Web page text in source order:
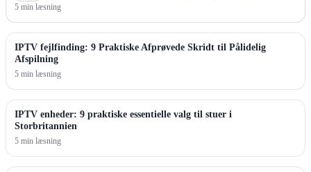
5 min læsning
IPTV fejlfinding: 9 Praktiske Afprøvede Skridt til Pålidelig
Afspilning
5 min læsning
IPTV enheder: 9 praktiske essentielle valg til stuer i
Storbritannien
5 min læsning